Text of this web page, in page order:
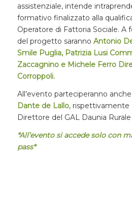
assistenziale, intende
formativo finalizzato alla
Operatore di Fattoria Sociale.
del progetto saranno Antonio
Smile Puglia, Patrizia Lusi
Zaccagnino eMichele Ferro
Corroppoli.
All’evento parteciperanno anche
Dante de Lallo, rispettivamente
Direttore del GAL Daunia
*All’evento si accede solo con
pass*